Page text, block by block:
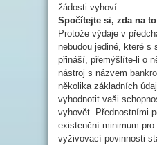
žádosti vyhoví.
Spočítejte si, zda na
Protože výdaje v
nebudou jediné, které s
přináší, přemýšlíte-li o
nástroj s názvem
několika základních
vyhodnotit vaši
vyhovět. Přednostními
existenční minimum
vyživovací povinnosti